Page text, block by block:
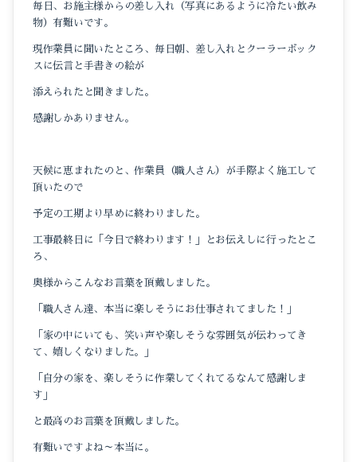
毎日、お施主様からの差し入れ（写真にあるように冷たい飲み
物）有難いです。
現作業員に聞いたところ、毎日朝、差し入れとクーラーボック
スに伝言と手書きの絵が
添えられたと聞きました。
感謝しかありません。
天候に恵まれたのと、作業員（職人さん）が手際よく施工して
頂いたので
予定の工期より早めに終わりました。
工事最終日に「今日で終わります！」とお伝えしに行ったとこ
ろ、
奥様からこんなお言葉を頂戴しました。
「職人さん達、本当に楽しそうにお仕事されてました！」
「家の中にいても、笑い声や楽しそうな雰囲気が伝わってき
て、嬉しくなりました。」
「自分の家を、楽しそうに作業してくれてるなんて感謝しま
す」
と最高のお言葉を頂戴しました。
有難いですよね～本当に。